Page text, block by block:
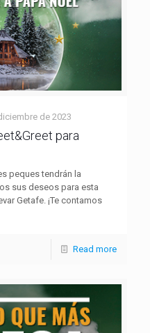
de 2023
para
peques tendrán la
sus deseos para esta
Getafe. ¡Te contamos
Read more